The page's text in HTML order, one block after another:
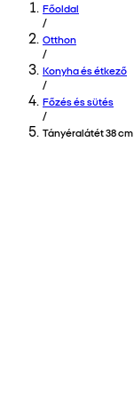
Főoldal
/
Otthon
/
Konyha és étkező
/
Főzés és sütés
/
Tányéralátét 38 cm